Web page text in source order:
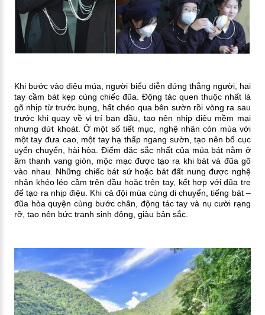
Khi bước vào điệu múa, người biểu diễn đứng thẳng người, hai
tay cầm bát kẹp cùng chiếc đũa. Động tác quen thuộc nhất là
gõ nhịp từ trước bụng, hất chéo qua bên sườn rồi vòng ra sau
trước khi quay về vị trí ban đầu, tạo nên nhịp điệu mềm mại
nhưng dứt khoát. Ở một số tiết mục, nghệ nhân còn múa với
một tay đưa cao, một tay hạ thấp ngang sườn, tạo nên bố cục
uyển chuyển, hài hòa.Điểm đặc sắc nhất của múa bát nằm ở
âm thanh vang giòn, mộc mạc được tạo ra khi bát và đũa gõ
vào nhau. Những chiếc bát sứ hoặc bát đất nung được nghệ
nhân khéo léo cầm trên đầu hoặc trên tay, kết hợp với đũa tre
để tạo ra nhịp điệu. Khi cả đội múa cùng di chuyển, tiếng bát –
đũa hòa quyện cùng bước chân, động tác tay và nụ cười rạng
rỡ, tạo nên bức tranh sinh động, giàu bản sắc.